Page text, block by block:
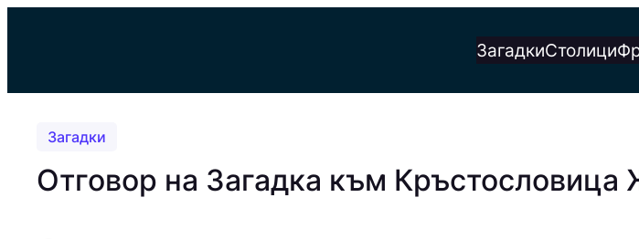
ЗагадкиСтолици
Загадки
Отговор на Загадка към